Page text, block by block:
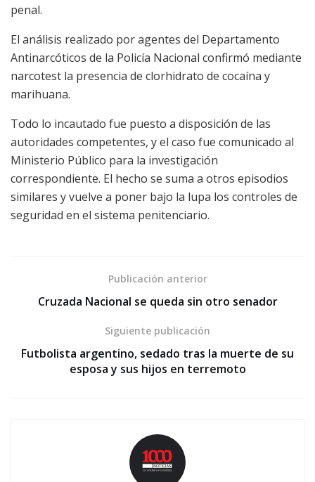
penal.
El análisis realizado por agentes del Departamento
Antinarcóticos de la Policía Nacional confirmó mediante
narcotest la presencia de clorhidrato de cocaína y
marihuana.
Todo lo incautado fue puesto a disposición de las
autoridades competentes, y el caso fue comunicado al
Ministerio Público para la investigación
correspondiente. El hecho se suma a otros episodios
similares y vuelve a poner bajo la lupa los controles de
seguridad en el sistema penitenciario.
Publicación anterior
Cruzada Nacional se queda sin otro senador
Siguiente publicación
Futbolista argentino, sedado tras la muerte de su
esposa y sus hijos en terremoto